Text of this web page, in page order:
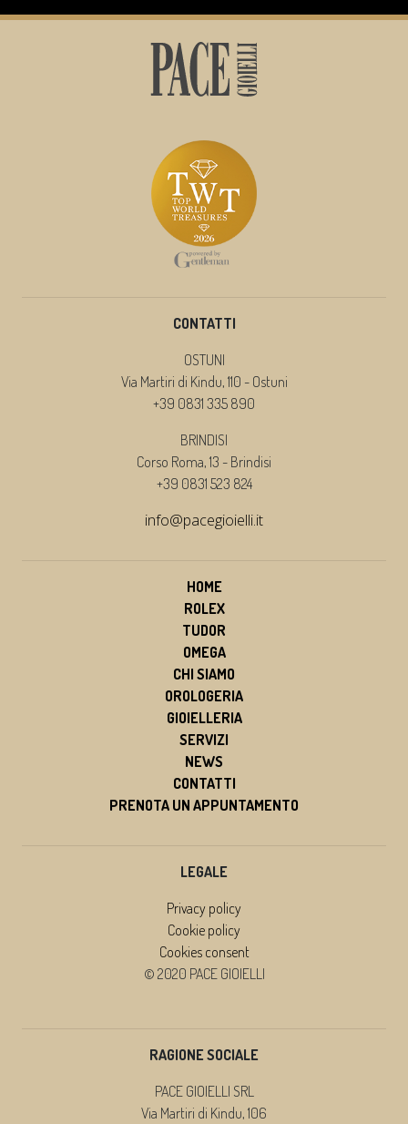
CONTATTI
OSTUNI
Via Martiri di Kindu, 110 - Ostuni
+39 0831 335 890
BRINDISI
Corso Roma, 13 - Brindisi
+39 0831 523 824
info@pacegioielli.it
HOME
ROLEX
TUDOR
OMEGA
CHI SIAMO
OROLOGERIA
GIOIELLERIA
SERVIZI
NEWS
CONTATTI
PRENOTA UN APPUNTAMENTO
LEGALE
Privacy policy
Cookie policy
Cookies consent
© 2020 PACE GIOIELLI
RAGIONE SOCIALE
PACE GIOIELLI SRL
Via Martiri di Kindu, 106